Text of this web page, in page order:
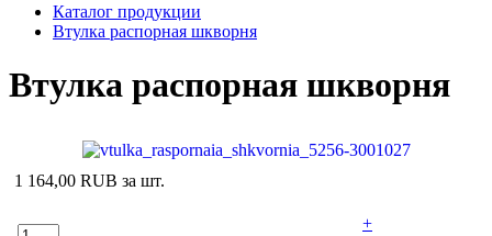
Каталог продукции
Втулка распорная шкворня
Втулка распорная шкворня
1 164,00 RUB за шт.
+